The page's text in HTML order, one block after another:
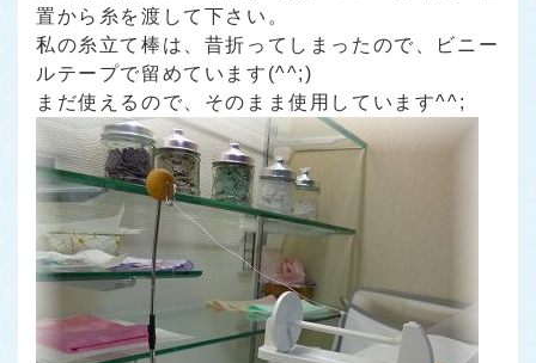
置から糸を渡して下さい。
私の糸立て棒は、昔折ってしまったので、ビニー
ルテープで留めています(^^;)
まだ使えるので、そのまま使用しています^^;